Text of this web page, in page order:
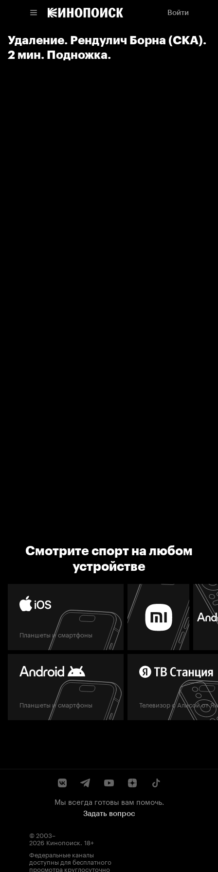
Войти
Удаление. Рендулич Борна (СКА).
2 мин. Подножка.
Смотрите спорт на любом
устройстве
Планшеты и смартфоны
Планшеты и смартфоны Телевизор с Алисой от
Мы всегда готовы вам помочь.
Задать вопрос
© 2003–
2026 Кинопоиск. 18+
Федеральные каналы
доступны для бесплатного
просмотра круглосуточно